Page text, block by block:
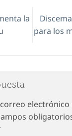
la
para los
electrónico